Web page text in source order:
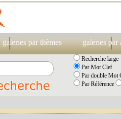
galeries par thèmes galeries par
Recherche large
Par Mot Clef
Par double Mot
Par Référence